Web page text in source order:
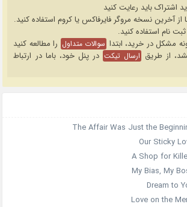
اشتراک باید رعایت کنید
سوالات متداول را مطالعه کنید
از طریق ارسال تیکت در پنل خود، باما در ارتباط